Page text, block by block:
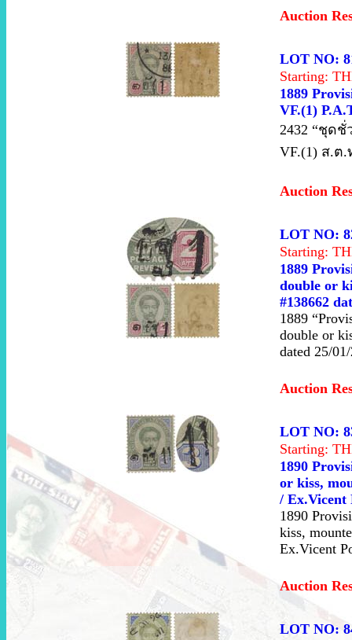
Auction
LOT NO:
Starting:
1889
VF.(1)
2432 “ชุด
VF.(1) ส.ต.
Auction
LOT NO:
Starting:
1889
double or
#138662
1889
double or
dated 25/
Auction
LOT NO:
Starting:
1890
or kiss,
/ Ex.Vicent
1890
kiss,
Ex.Vicent
Auction
LOT NO: